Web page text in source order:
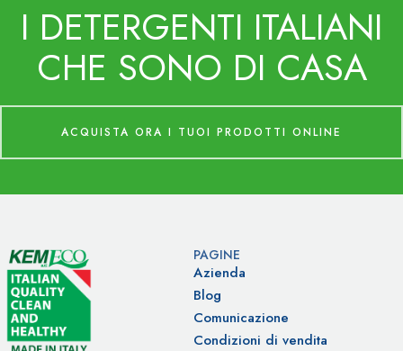
I DETERGENTI ITALIANI
CHE SONO DI CASA
ACQUISTA ORA I TUOI PRODOTTI ONLINE
PAGINE
Azienda
Blog
Comunicazione
Condizioni di vendita